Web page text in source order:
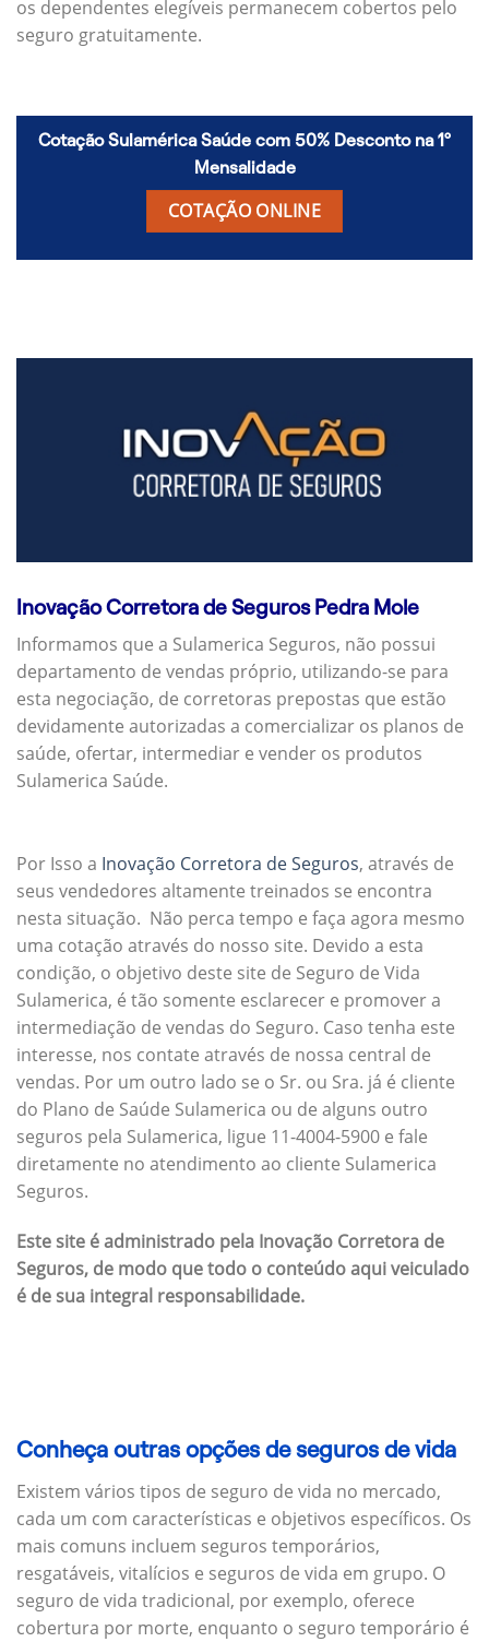
os dependentes elegíveis permanecem cobertos pelo
seguro gratuitamente.
Cotação Sulamérica Saúde com 50% Desconto na 1º
Mensalidade
COTAÇÃO ONLINE
Inovação Corretora de Seguros Pedra Mole
Informamos que a Sulamerica Seguros, não possui
departamento de vendas próprio, utilizando-se para
esta negociação, de corretoras prepostas que estão
devidamente autorizadas a comercializar os planos de
saúde, ofertar, intermediar e vender os produtos
Sulamerica Saúde.
Por Isso a Inovação Corretora de Seguros, através de
seus vendedores altamente treinados se encontra
nesta situação. Não perca tempo e faça agora mesmo
uma cotação através do nosso site. Devido a esta
condição, o objetivo deste site de Seguro de Vida
Sulamerica, é tão somente esclarecer e promover a
intermediação de vendas do Seguro. Caso tenha este
interesse, nos contate através de nossa central de
vendas. Por um outro lado se o Sr. ou Sra. já é cliente
do Plano de Saúde Sulamerica ou de alguns outro
seguros pela Sulamerica, ligue 11-4004-5900 e fale
diretamente no atendimento ao cliente Sulamerica
Seguros.
Este site é administrado pela Inovação Corretora de
Seguros, de modo que todo o conteúdo aqui veiculado
é de sua integral responsabilidade.
Conheça outras opções de seguros de vida
Existem vários tipos de seguro de vida no mercado,
cada um com características e objetivos específicos. Os
mais comuns incluem seguros temporários,
resgatáveis, vitalícios e seguros de vida em grupo. O
seguro de vida tradicional, por exemplo, oferece
cobertura por morte, enquanto o seguro temporário é